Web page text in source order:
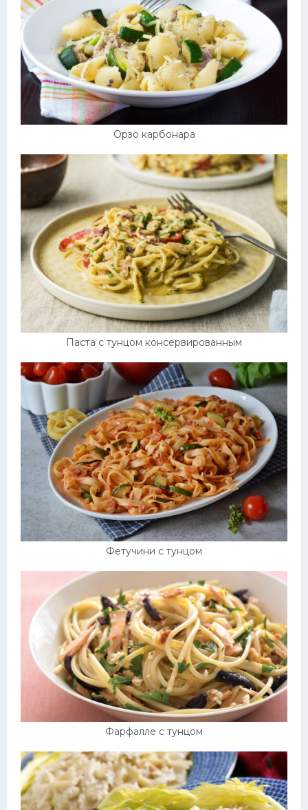
Орзо карбонара
Паста с тунцом консервированным
Фетучини с тунцом
Фарфалле с тунцом